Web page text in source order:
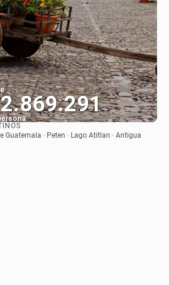
Ver
Guatemala · Peten · Lago Atitlan · Antigua